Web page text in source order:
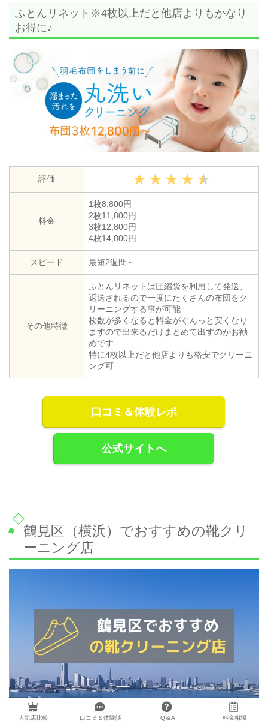
ふとんリネット※4枚以上だと他店よりもかなり
お得に♪
評価
料金
1枚8,800円
2枚11,800円
3枚12,800円
4枚14,800円
スピード 最短2週間～
その他特徴
ふとんリネットは圧縮袋を利用して発送、
返送されるので一度にたくさんの布団をク
リーニングする事が可能
枚数が多くなると料金がぐんっと安くなり
ますので出来るだけまとめて出すのがお勧
めです
特に4枚以上だと他店よりも格安でクリーニ
ング可
口コミ＆体験レポ
公式サイトへ
鶴見区（横浜）でおすすめの靴クリ
ーニング店
人気店比較 口コミ＆体験談 Q＆A 料金相場